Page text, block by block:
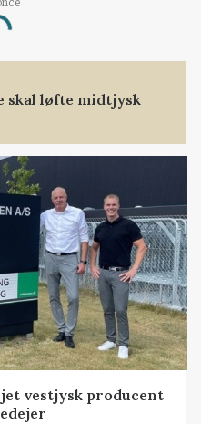
skal løfte midtjysk
vestjysk producent